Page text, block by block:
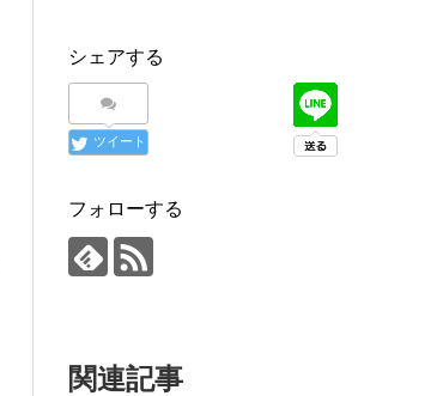
シェアする
ツイート
フォローする
関連記事